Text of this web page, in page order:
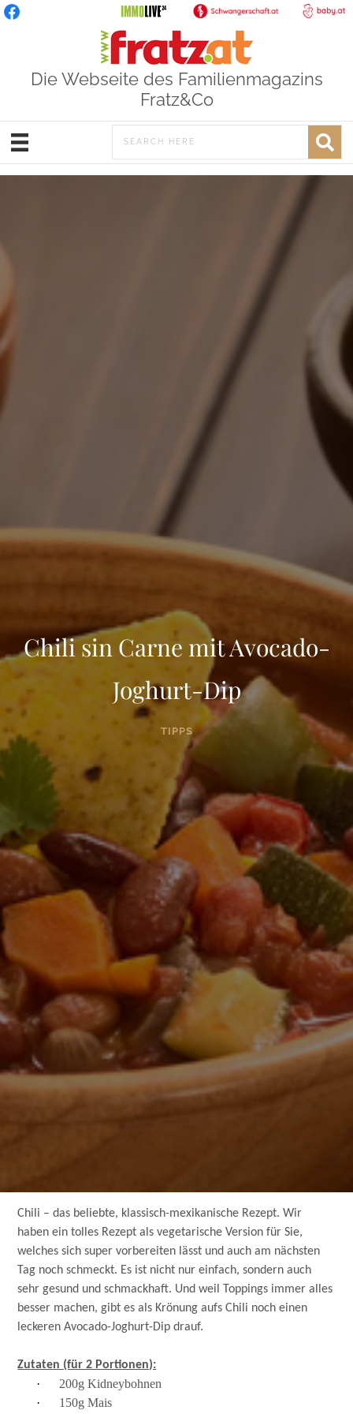
Die Webseite des Familienmagazins
Fratz&Co
Chili sin Carne mit Avocado-
Joghurt-Dip
TIPPS
Chili – das beliebte, klassisch-mexikanische Rezept. Wir
haben ein tolles Rezept als vegetarische Version für Sie,
welches sich super vorbereiten lässt und auch am nächsten
Tag noch schmeckt. Es ist nicht nur einfach, sondern auch
sehr gesund und schmackhaft. Und weil Toppings immer alles
besser machen, gibt es als Krönung aufs Chili noch einen
leckeren Avocado-Joghurt-Dip drauf.
Zutaten (für 2 Portionen):
·
200g Kidneybohnen
·
150g Mais